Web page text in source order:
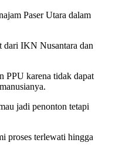
Paser Utara dalam
dari IKN Nusantara dan
PPU karena tidak dapat
jadi penonton tetapi
proses terlewati hingga